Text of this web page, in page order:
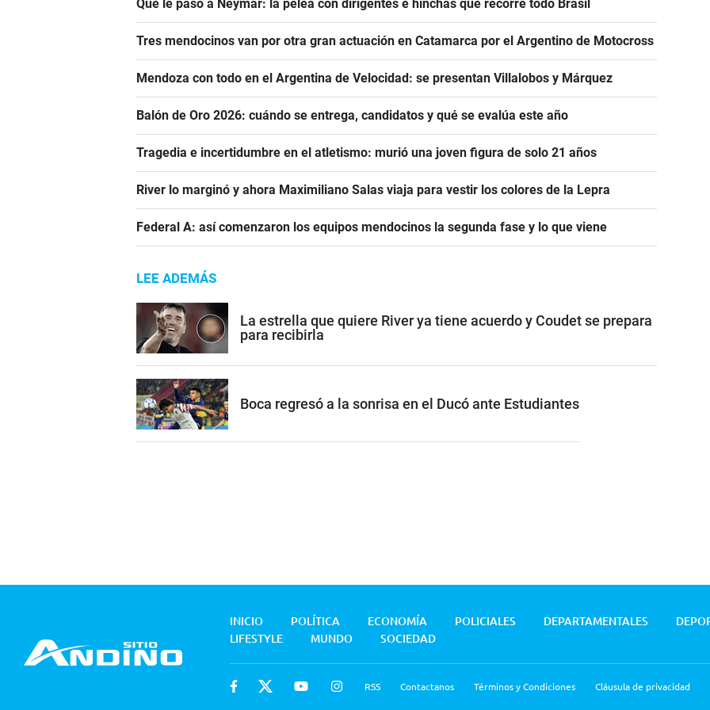
Qué le pasó a Neymar: la pelea con dirigentes e hinchas que recorre todo Brasil
Tres mendocinos van por otra gran actuación en Catamarca por el Argentino de Motocross
Mendoza con todo en el Argentina de Velocidad: se presentan Villalobos y Márquez
Balón de Oro 2026: cuándo se entrega, candidatos y qué se evalúa este año
Tragedia e incertidumbre en el atletismo: murió una joven figura de solo 21 años
River lo marginó y ahora Maximiliano Salas viaja para vestir los colores de la Lepra
Federal A: así comenzaron los equipos mendocinos la segunda fase y lo que viene
LEE ADEMÁS
La estrella que quiere River ya tiene acuerdo y Coudet se prepara
para recibirla
Boca regresó a la sonrisa en el Ducó ante Estudiantes
INICIO POLÍTICA ECONOMÍA POLICIALES DEPARTAMENTALES
LIFESTYLE
MUNDO SOCIEDAD
RSS Contactanos Términos y Condiciones Cláusula de privacidad